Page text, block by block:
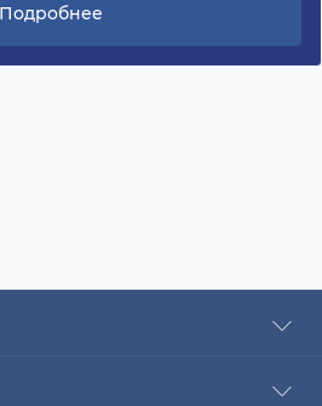
Подробнее